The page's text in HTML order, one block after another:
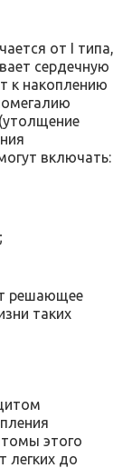
от I типа,
сердечную
к накоплению
включать:
решающее
таких
этого
легких до